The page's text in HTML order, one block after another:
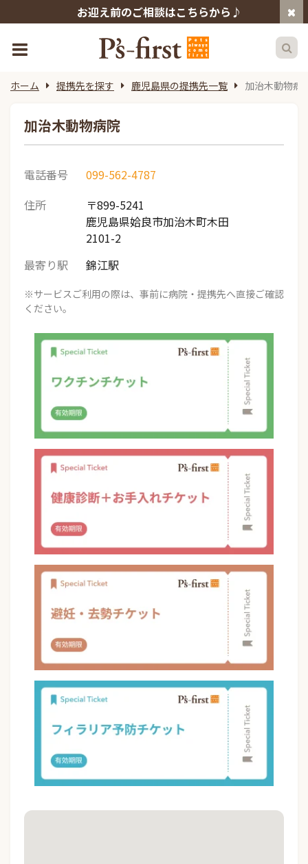
お迎え前のご相談はこちらから♪
ホーム 提携先を探す 鹿児島県の提携先一覧 加治木動物病
加治木動物病院
電話番号
099-562-4787
住所
〒899-5241
鹿児島県姶良市加治木町木田
2101-2
最寄り駅
錦江駅
※サービスご利用の際は、事前に病院・提携先へ直接ご確認
ください。